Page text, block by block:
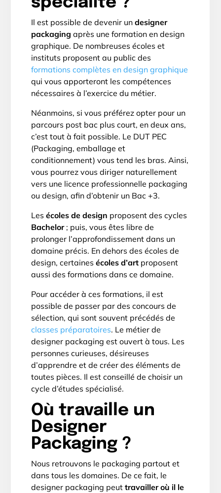
Il est possible de devenir un designer
packaging après une formation en design
graphique. De nombreuses écoles et
instituts proposent au public des
formations complètes en design graphique
qui vous apporteront les compétences
nécessaires à l’exercice du métier.
Néanmoins, si vous préférez opter pour un
parcours post bac plus court, en deux ans,
c’est tout à fait possible. Le DUT PEC
(Packaging, emballage et
conditionnement) vous tend les bras. Ainsi,
vous pourrez vous diriger naturellement
vers une licence professionnelle packaging
ou design, afin d’obtenir un Bac +3.
Les écoles de design proposent des cycles
Bachelor; puis, vous êtes libre de
prolonger l’approfondissement dans un
domaine précis. En dehors des écoles de
design, certaines écoles d’artproposent
aussi des formations dans ce domaine.
Pour accéder à ces formations, il est
possible de passer par des concours de
sélection, qui sont souvent précédés de
classes préparatoires. Le métier de
designer packaging est ouvert à tous. Les
personnes curieuses, désireuses
d’apprendre et de créer des éléments de
toutes pièces. Il est conseillé de choisir un
cycle d’études spécialisé.
Où travaille un
Designer
Packaging ?
Nous retrouvons le packaging partout et
dans tous les domaines. De ce fait, le
designer packaging peut travailler où il le